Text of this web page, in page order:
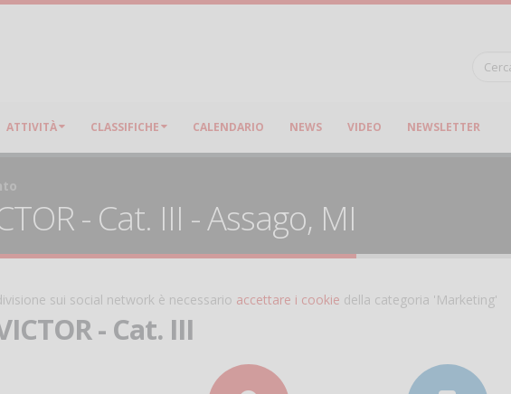
ATTIVITÀ CLASSIFICHE CALENDARIO NEWS VIDEO NEWSLETTER
- Cat. III - Assago, MI
sui social network è necessario accettare i cookie della categoria 'Marketing'
- Cat. III